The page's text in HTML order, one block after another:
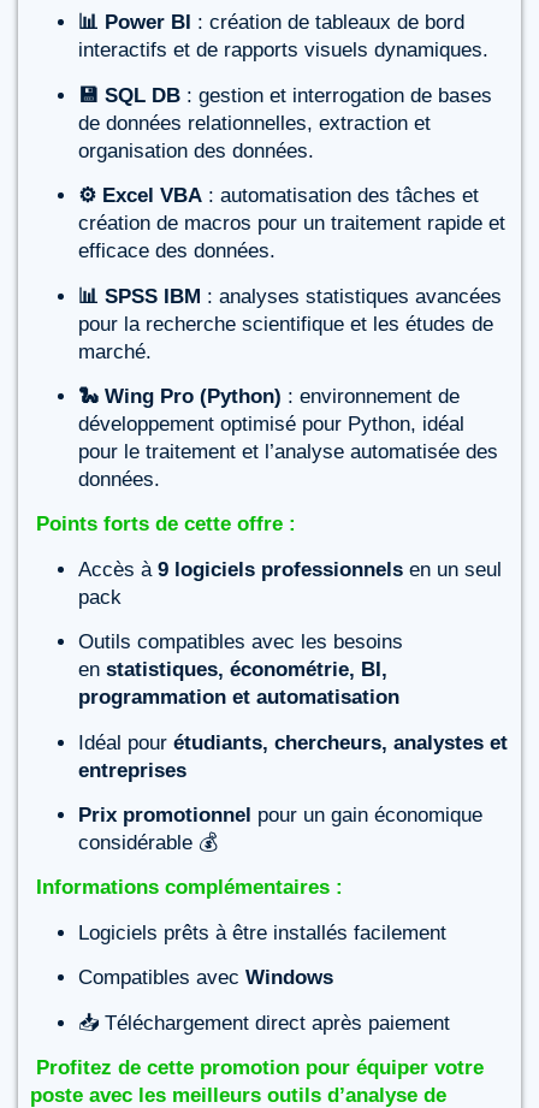
📊 Power BI : création de tableaux de bord
interactifs et de rapports visuels dynamiques.
💾 SQL DB : gestion et interrogation de bases
de données relationnelles, extraction et
organisation des données.
⚙ Excel VBA : automatisation des tâches et
création de macros pour un traitement rapide et
efficace des données.
📊 SPSS IBM : analyses statistiques avancées
pour la recherche scientifique et les études de
marché.
🐍 Wing Pro (Python) : environnement de
développement optimisé pour Python, idéal
pour le traitement et l’analyse automatisée des
données.
Points forts de cette offre :
Accès à 9 logiciels professionnels en un seul
pack
Outils compatibles avec les besoins
en statistiques, économétrie, BI,
programmation et automatisation
Idéal pour étudiants, chercheurs, analystes et
entreprises
Prix promotionnel pour un gain économique
considérable 💰
Informations complémentaires :
Logiciels prêts à être installés facilement
Compatibles avec Windows
📥 Téléchargement direct après paiement
Profitez de cette promotion pour équiper votre
poste avec les meilleurs outils d’analyse de